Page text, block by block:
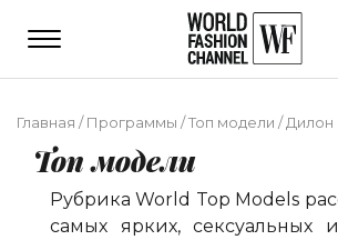
Главная /Программы /Топ модели /Дилон
Топ модели
РубрикаWorld Top Models
самых ярких, сексуальных